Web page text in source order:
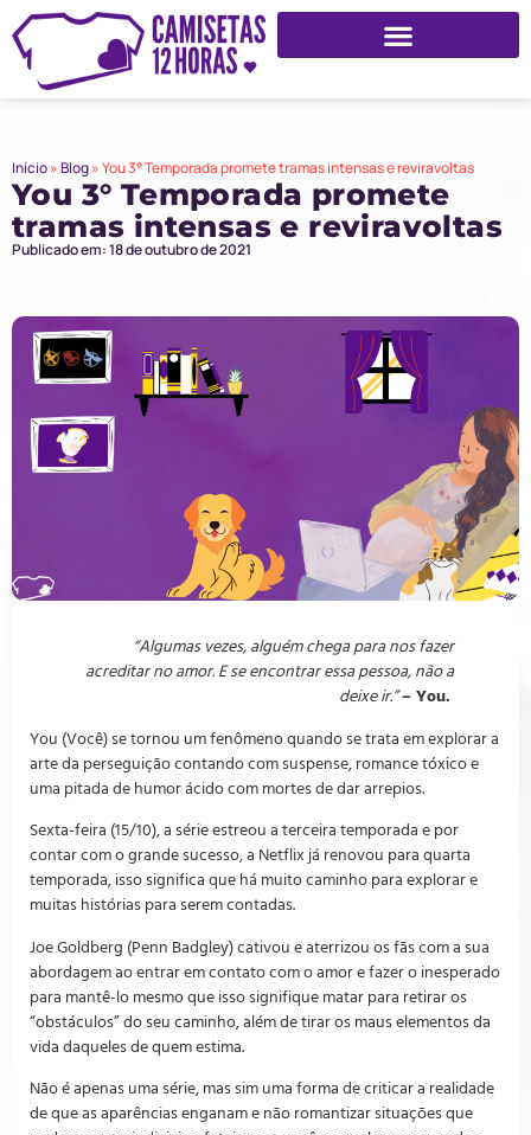
Início»Blog»You 3° Temporada promete tramas intensas e reviravoltas
You 3° Temporada promete
tramas intensas e reviravoltas
Publicado em: 18 de outubro de 2021
“Algumas vezes, alguém chega para nos fazer
acreditar no amor. E se encontrar essa pessoa, não a
deixe ir.”– You.
You (Você) se tornou um fenômeno quando se trata em explorar a
arte da perseguição contando com suspense, romance tóxico e
uma pitada de humor ácido com mortes de dar arrepios.
Sexta-feira (15/10), a série estreou a terceira temporada e por
contar com o grande sucesso, a Netflix já renovou para quarta
temporada, isso significa que há muito caminho para explorar e
muitas histórias para serem contadas.
Joe Goldberg (Penn Badgley) cativou e aterrizou os fãs com a sua
abordagem ao entrar em contato com o amor e fazer o inesperado
para mantê-lo mesmo que isso signifique matar para retirar os
“obstáculos” do seu caminho, além de tirar os maus elementos da
vida daqueles de quem estima.
Não é apenas uma série, mas sim uma forma de criticar a realidade
de que as aparências enganam e não romantizar situações que